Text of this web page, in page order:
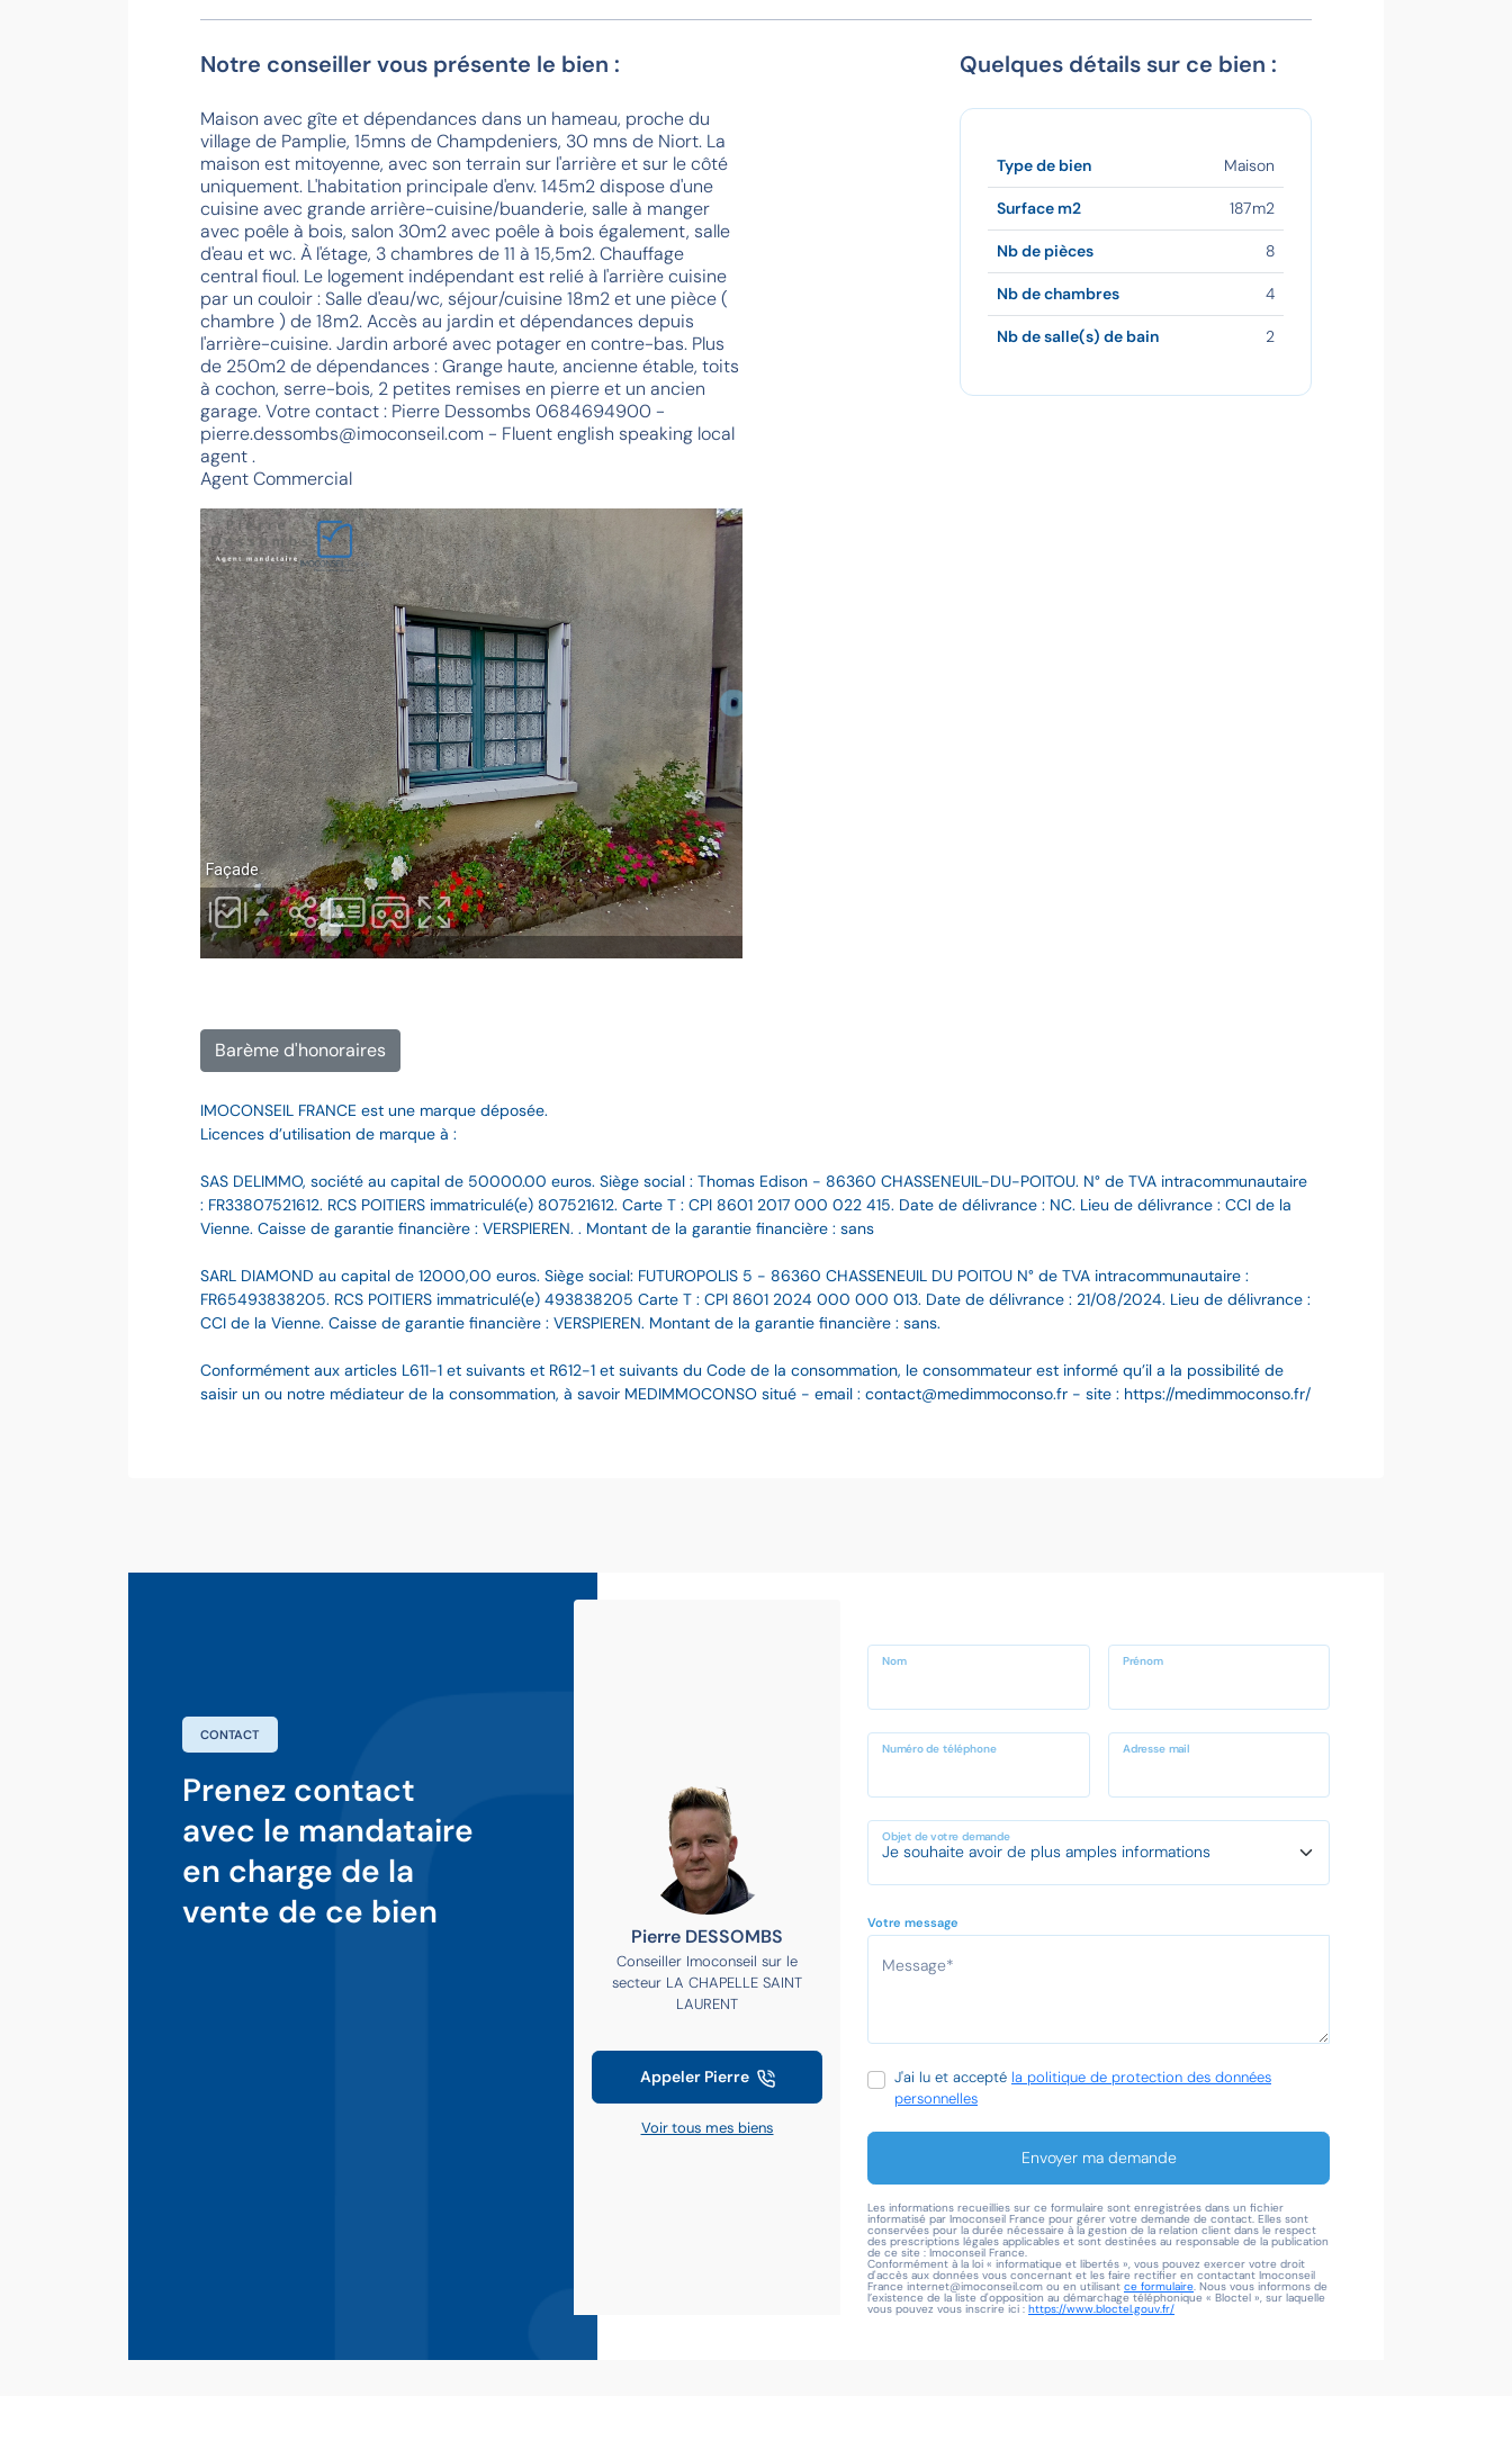
Notre conseiller vous présente le bien :
Maison avec gîte et dépendances dans un hameau, proche du
village de Pamplie, 15mns de Champdeniers, 30 mns de Niort. La
maison est mitoyenne, avec son terrain sur l'arrière et sur le côté
uniquement. L'habitation principale d'env. 145m2 dispose d'une
cuisine avec grande arrière-cuisine/buanderie, salle à manger
avec poêle à bois, salon 30m2 avec poêle à bois également, salle
d'eau et wc. À l'étage, 3 chambres de 11 à 15,5m2. Chauffage
central fioul. Le logement indépendant est relié à l'arrière cuisine
par un couloir : Salle d'eau/wc, séjour/cuisine 18m2 et une pièce (
chambre ) de 18m2. Accès au jardin et dépendances depuis
l'arrière-cuisine. Jardin arboré avec potager en contre-bas. Plus
de 250m2 de dépendances : Grange haute, ancienne étable, toits
à cochon, serre-bois, 2 petites remises en pierre et un ancien
garage. Votre contact : Pierre Dessombs 0684694900 -
pierre.dessombs@imoconseil.com - Fluent english speaking local
agent .
Agent Commercial
Quelques détails sur ce bien :
Type de bien Maison
Surface m2 187m2
Nb de pièces 8
Nb de chambres 4
Nb de salle(s) de bain 2
Barème d'honoraires
IMOCONSEIL FRANCE est une marque déposée.
Licences d’utilisation de marque à :
SAS DELIMMO, société au capital de 50000.00 euros. Siège social : Thomas Edison - 86360 CHASSENEUIL-DU-POITOU. N° de TVA intracommunautaire
: FR33807521612. RCS POITIERS immatriculé(e) 807521612. Carte T : CPI 8601 2017 000 022 415. Date de délivrance : NC. Lieu de délivrance : CCI de la
Vienne. Caisse de garantie financière : VERSPIEREN. . Montant de la garantie financière : sans
SARL DIAMOND au capital de 12000,00 euros. Siège social: FUTUROPOLIS 5 - 86360 CHASSENEUIL DU POITOU N° de TVA intracommunautaire :
FR65493838205. RCS POITIERS immatriculé(e) 493838205 Carte T : CPI 8601 2024 000 000 013. Date de délivrance : 21/08/2024. Lieu de délivrance :
CCI de la Vienne. Caisse de garantie financière : VERSPIEREN. Montant de la garantie financière : sans.
Conformément aux articles L611-1 et suivants et R612-1 et suivants du Code de la consommation, le consommateur est informé qu’il a la possibilité de
saisir un ou notre médiateur de la consommation, à savoir MEDIMMOCONSO situé - email : contact@medimmoconso.fr - site : https://medimmoconso.fr/
CONTACT
Prenez contact
avec le mandataire
en charge de la
vente de ce bien
Pierre DESSOMBS
Conseiller Imoconseil sur le
secteur LA CHAPELLE SAINT
LAURENT
Appeler Pierre
Voir tous mes biens
Nom Prénom
Numéro de téléphone Adresse mail
Objet de votre demande
Votre message
J'ai lu et accepté la politique de protection des données
personnelles
Envoyer ma demande
Les informations recueillies sur ce formulaire sont enregistrées dans un fichier
informatisé par Imoconseil France pour gérer votre demande de contact. Elles sont
conservées pour la durée nécessaire à la gestion de la relation client dans le respect
des prescriptions légales applicables et sont destinées au responsable de la publication
de ce site : Imoconseil France.
Conformément à la loi « informatique et libertés », vous pouvez exercer votre droit
d'accès aux données vous concernant et les faire rectifier en contactant Imoconseil
France internet@imoconseil.com ou en utilisant ce formulaire. Nous vous informons de
l’existence de la liste d'opposition au démarchage téléphonique « Bloctel », sur laquelle
vous pouvez vous inscrire ici : https://www.bloctel.gouv.fr/